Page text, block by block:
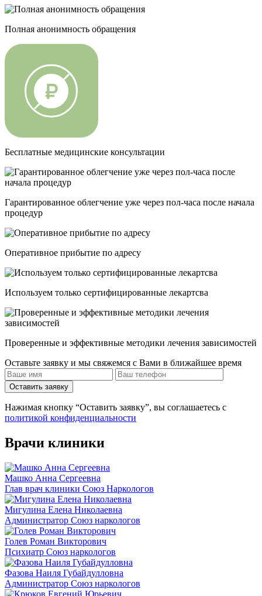
Полная анонимность обращения
Бесплатные медицинские консультации
Гарантированное облегчение уже через пол-часа после начала
процедур
Опеpативное прибытие по адресу
Используем только сертифицированные лекартсва
Проверенные и эффективные методики лечения зависимостей
Оставьте заявку и мы свяжемся с Вами в ближайшее время
Оставить заявку
Нажимая кнопку “Оставить заявку”, вы соглашаетесь с
политикой конфиденциальности
Врачи клиники
Машко Анна Сергеевна
Глав врач клиники Союз Наркологов
Мигулина Елена Николаевна
Администратор Союз наркологов
Голев Роман Викторович
Психиатр Союз наркологов
Фазова Наиля Губайдулловна
Администратор Союз наркологов